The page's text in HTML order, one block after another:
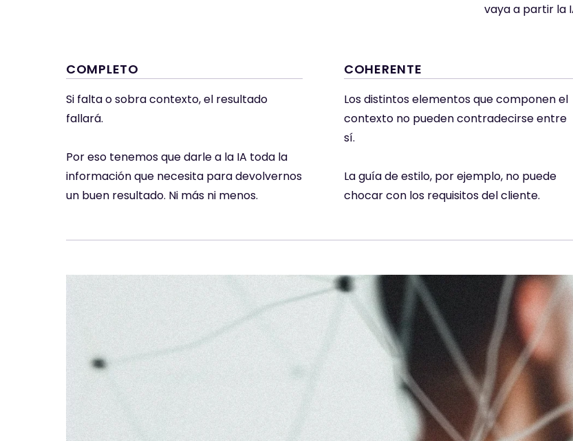
vaya a partir la
COMPLETO
Si falta o sobra contexto, el resultado
fallará.
Por eso tenemos que darle a la IA toda la
información que necesita para devolvernos
un buen resultado. Ni más ni menos.
COHERENTE
Los distintos elementos que componen el
contexto no pueden contradecirse entre
sí.
La guía de estilo, por ejemplo, no puede
chocar con los requisitos del cliente.